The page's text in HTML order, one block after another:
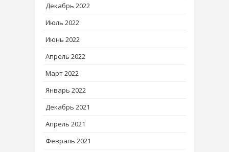
Декабрь 2022
Июль 2022
Июнь 2022
Апрель 2022
Март 2022
Январь 2022
Декабрь 2021
Апрель 2021
Февраль 2021